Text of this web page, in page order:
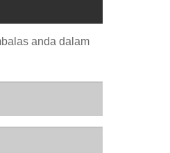
anda dalam